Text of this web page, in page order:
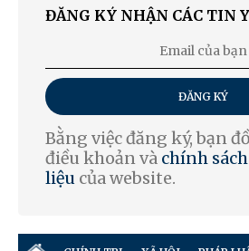
ĐĂNG KÝ NHẬN CÁC TIN
ĐĂNG KÝ
Bằng việc đăng ký, bạn
điều khoản và chính
liệu của website.